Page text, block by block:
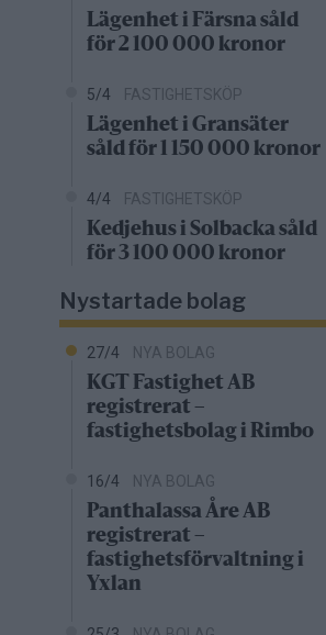
Lägenhet i Färsna såld
för 2 100 000 kronor
5/4 FASTIGHETSKÖP
Lägenhet i Gransäter
såld för 1 150 000 kronor
4/4 FASTIGHETSKÖP
Kedjehus i Solbacka såld
för 3 100 000 kronor
Nystartade bolag
27/4 NYA BOLAG
KGT Fastighet AB
registrerat –
fastighetsbolag i Rimbo
16/4 NYA BOLAG
Panthalassa Åre AB
registrerat –
fastighetsförvaltning i
Yxlan